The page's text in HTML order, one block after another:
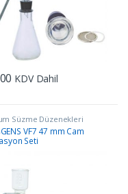
KDV Dahil
Süzme Düzenekleri
VF7 47 mm Cam
Seti